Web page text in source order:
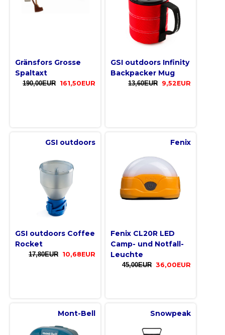
Gränsfors Grosse
Spaltaxt
190,00EUR 161,50EUR
GSI outdoors Infinity
Backpacker Mug
13,60EUR 9,52EUR
GSI outdoors
GSI outdoors Coffee
Rocket
17,80EUR 10,68EUR
Fenix
Fenix CL20R LED
Camp- und Notfall-
Leuchte
45,00EUR 36,00EUR
Mont-Bell Snowpeak